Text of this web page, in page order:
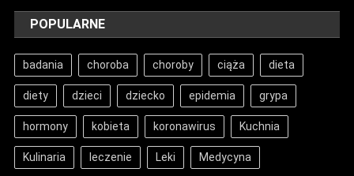
POPULARNE
badania choroba choroby ciąża dieta
diety dzieci dziecko epidemia grypa
hormony kobieta koronawirus Kuchnia
Kulinaria leczenie Leki Medycyna